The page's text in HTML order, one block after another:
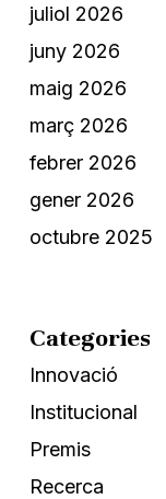
juliol 2026
juny 2026
maig 2026
març 2026
febrer 2026
gener 2026
octubre 2025
Categories
Innovació
Institucional
Premis
Recerca